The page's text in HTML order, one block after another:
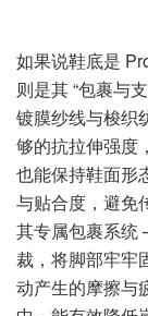
如果说鞋底是
则是其 “包裹与
镀膜纱线与梭织
够的抗拉伸强度
也能保持鞋面形
与贴合度，避免
其专属包裹系
裁，将脚部牢牢
动产生的摩擦与